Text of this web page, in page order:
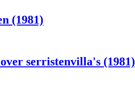
(1981)
serristenvilla's (1981)